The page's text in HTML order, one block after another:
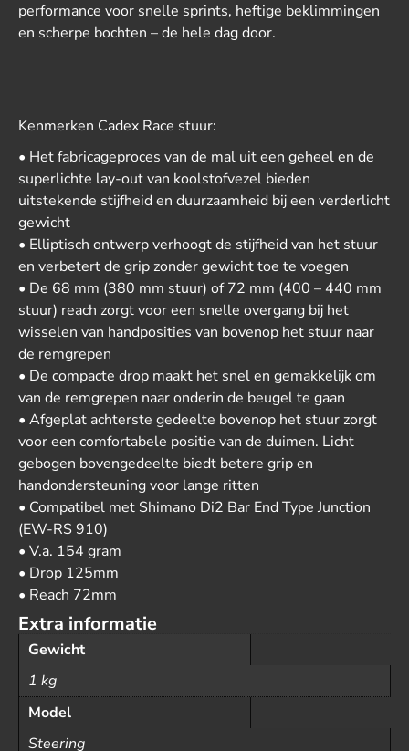
performance voor snelle sprints, heftige beklimmingen
en scherpe bochten – de hele dag door.
Kenmerken Cadex Race stuur:
• Het fabricageproces van de mal uit een geheel en de
superlichte lay-out van koolstofvezel bieden
uitstekende stijfheid en duurzaamheid bij een verderlicht
gewicht
• Elliptisch ontwerp verhoogt de stijfheid van het stuur
en verbetert de grip zonder gewicht toe te voegen
• De 68 mm (380 mm stuur) of 72 mm (400 – 440 mm
stuur) reach zorgt voor een snelle overgang bij het
wisselen van handposities van bovenop het stuur naar
de remgrepen
• De compacte drop maakt het snel en gemakkelijk om
van de remgrepen naar onderin de beugel te gaan
• Afgeplat achterste gedeelte bovenop het stuur zorgt
voor een comfortabele positie van de duimen. Licht
gebogen bovengedeelte biedt betere grip en
handondersteuning voor lange ritten
• Compatibel met Shimano Di2 Bar End Type Junction
(EW-RS 910)
• V.a. 154 gram
• Drop 125mm
• Reach 72mm
Extra informatie
Gewicht
1 kg
Model
Steering